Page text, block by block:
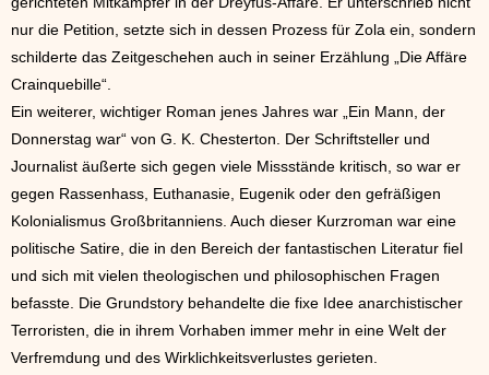
nur die Petition, setzte sich in dessen Prozess für Zola ein, sondern
schilderte das Zeitgeschehen auch in seiner Erzählung „Die Affäre
Crainquebille“.
Ein weiterer, wichtiger Roman jenes Jahres war „Ein Mann, der
Donnerstag war“ von G. K. Chesterton. Der Schriftsteller und
Journalist äußerte sich gegen viele Missstände kritisch, so war er
gegen Rassenhass, Euthanasie, Eugenik oder den gefräßigen
Kolonialismus Großbritanniens. Auch dieser Kurzroman war eine
politische Satire, die in den Bereich der fantastischen Literatur fiel
und sich mit vielen theologischen und philosophischen Fragen
befasste. Die Grundstory behandelte die fixe Idee anarchistischer
Terroristen, die in ihrem Vorhaben immer mehr in eine Welt der
Verfremdung und des Wirklichkeitsverlustes gerieten.